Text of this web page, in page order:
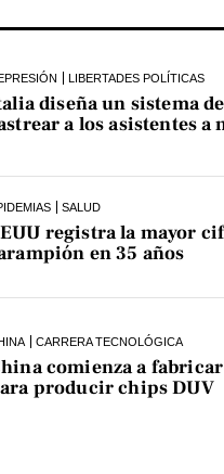
LIBERTADES POLÍTICAS
diseña un sistema
a los asistentes a
SALUD
registra la mayor
en 35 años
CARRERA TECNOLÓGICA
comienza a
producir chips DUV